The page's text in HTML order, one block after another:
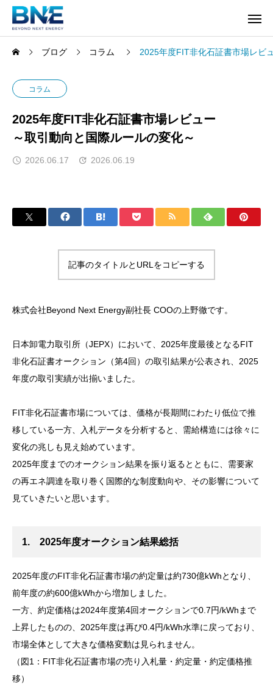
ブログ コラム 2025年度FIT非化石証書市場レビ
コラム
2025年度FIT非化石証書市場レビュー
～取引動向と国際ルールの変化～
2026.06.17 2026.06.19
記事のタイトルとURLをコピーする
株式会社Beyond Next Energy副社長 COOの上野徹です。
日本卸電力取引所（JEPX）において、2025年度最後となるFIT
非化石証書オークション（第4回）の取引結果が公表され、2025
年度の取引実績が出揃いました。
FIT非化石証書市場については、価格が長期間にわたり低位で推
移している一方、入札データを分析すると、需給構造には徐々に
変化の兆しも見え始めています。
2025年度までのオークション結果を振り返るとともに、需要家
の再エネ調達を取り巻く国際的な制度動向や、その影響について
見ていきたいと思います。
1. 2025年度オークション結果総括
2025年度のFIT非化石証書市場の約定量は約730億kWhとなり、
前年度の約600億kWhから増加しました。
一方、約定価格は2024年度第4回オークションで0.7円/kWhまで
上昇したものの、2025年度は再び0.4円/kWh水準に戻っており、
市場全体として大きな価格変動は見られません。
（図1：FIT非化石証書市場の売り入札量・約定量・約定価格推
移）